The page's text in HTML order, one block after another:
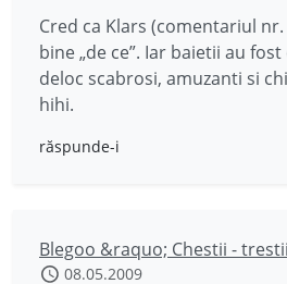
Cred ca Klars (comentariul
bine „de ce”. Iar baietii au
deloc scabrosi, amuzanti si
hihi.
răspunde-i
Blegoo &raquo; Chestii - trestii
08.05.2009